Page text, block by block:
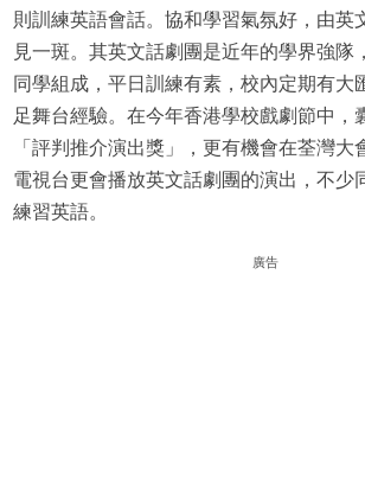
則訓練英語會話。協和學習氣氛好，由英
見一斑。其英文話劇團是近年的學界強隊
同學組成，平日訓練有素，校內定期有大
足舞台經驗。在今年香港學校戲劇節中，
「評判推介演出獎」，更有機會在荃灣大
電視台更會播放英文話劇團的演出，不少
練習英語。
廣告